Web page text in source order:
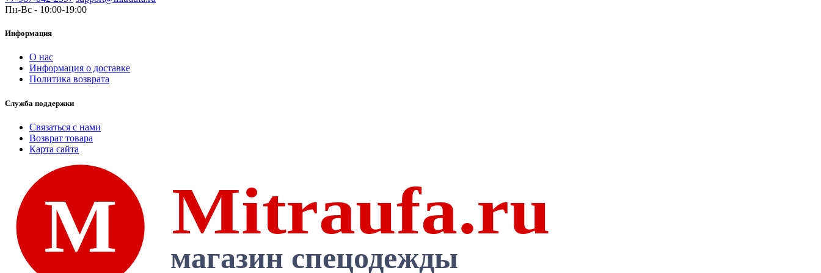
Пн-Вс - 10:00-19:00
Информация
О нас
Информация о доставке
Политика возврата
Служба поддержки
Связаться с нами
Возврат товара
Карта сайта